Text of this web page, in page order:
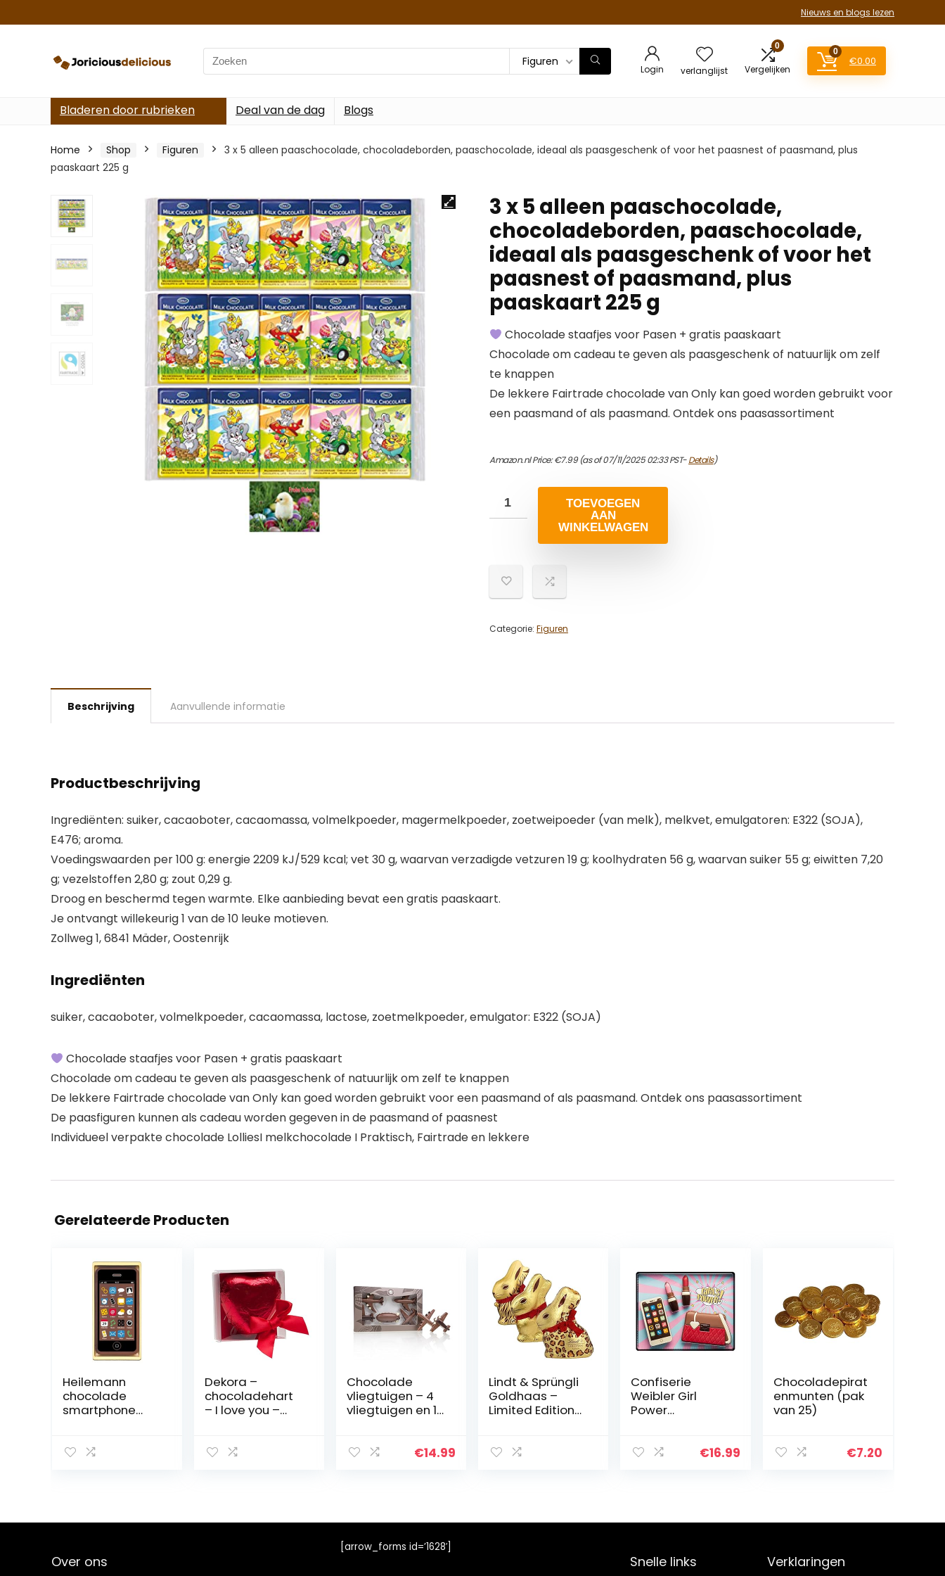
Nieuws en blogs lezen
Search
for:
Figuren
Login verlanglijst
0
Vergelijken
0
€0.00
Bladeren door rubrieken Deal van de dag Blogs
Home Shop Figuren
3 x 5 alleen paaschocolade, chocoladeborden, paaschocolade, ideaal als paasgeschenk of voor het paasnest of paasmand, plus
paaskaart 225 g
3 x 5 alleen paaschocolade,
chocoladeborden, paaschocolade,
ideaal als paasgeschenk of voor het
paasnest of paasmand, plus
paaskaart 225 g
Chocolade staafjes voor Pasen + gratis paaskaart
Chocolade om cadeau te geven als paasgeschenk of natuurlijk om zelf
te knappen
De lekkere Fairtrade chocolade van Only kan goed worden gebruikt voor
een paasmand of als paasmand. Ontdek ons paasassortiment
Amazon.nl Price:€7.99(as of 07/11/2025 02:33 PST-Details)
TOEVOEGEN
AAN
WINKELWAGEN
Categorie: Figuren
Beschrijving Aanvullende informatie
Productbeschrijving
Ingrediënten: suiker, cacaoboter, cacaomassa, volmelkpoeder, magermelkpoeder, zoetweipoeder (van melk), melkvet, emulgatoren: E322 (SOJA),
E476; aroma.
Voedingswaarden per 100 g: energie 2209 kJ/529 kcal; vet 30 g, waarvan verzadigde vetzuren 19 g; koolhydraten 56 g, waarvan suiker 55 g; eiwitten 7,20
g; vezelstoffen 2,80 g; zout 0,29 g.
Droog en beschermd tegen warmte. Elke aanbieding bevat een gratis paaskaart.
Je ontvangt willekeurig 1 van de 10 leuke motieven.
Zollweg 1, 6841 Mäder, Oostenrijk
Ingrediënten
suiker, cacaoboter, volmelkpoeder, cacaomassa, lactose, zoetmelkpoeder, emulgator: E322 (SOJA)
Chocolade staafjes voor Pasen + gratis paaskaart
Chocolade om cadeau te geven als paasgeschenk of natuurlijk om zelf te knappen
De lekkere Fairtrade chocolade van Only kan goed worden gebruikt voor een paasmand of als paasmand. Ontdek ons paasassortiment
De paasfiguren kunnen als cadeau worden gegeven in de paasmand of paasnest
Individueel verpakte chocolade LolliesI melkchocolade I Praktisch, Fairtrade en lekkere
Gerelateerde Producten
Heilemann
chocolade
smartphone
(2 x 40 g)
Dekora –
chocoladehart
– I love you –
verjaardag,
Chocolade
vliegtuigen – 4
vliegtuigen en 1
Geschenkidee |
Man | Vrouw
€14.99
Lindt & Sprüngli
Goldhaas –
Limited Edition
Confiserie
Weibler Girl
Power
Chocolade
€16.99
Chocoladepirat
enmunten (pak
van 25)
€7.20
Over ons
[arrow_forms id=’1628′]
Snelle links Verklaringen